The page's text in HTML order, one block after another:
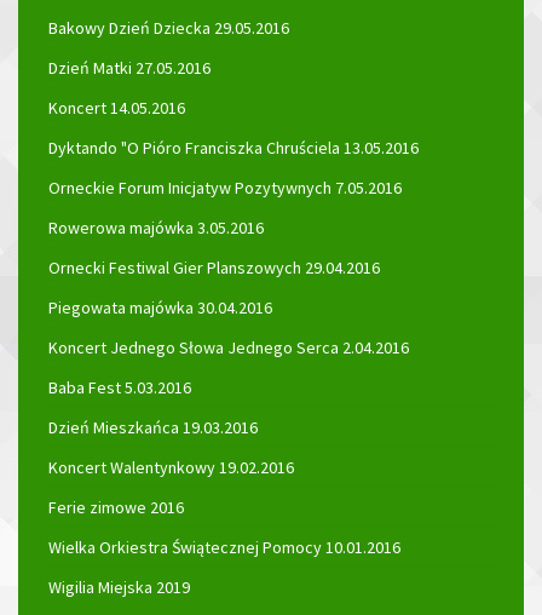
Bakowy Dzień Dziecka 29.05.2016
Dzień Matki 27.05.2016
Koncert 14.05.2016
Dyktando "O Pióro Franciszka Chruściela 13.05.2016
Orneckie Forum Inicjatyw Pozytywnych 7.05.2016
Rowerowa majówka 3.05.2016
Ornecki Festiwal Gier Planszowych 29.04.2016
Piegowata majówka 30.04.2016
Koncert Jednego Słowa Jednego Serca 2.04.2016
Baba Fest 5.03.2016
Dzień Mieszkańca 19.03.2016
Koncert Walentynkowy 19.02.2016
Ferie zimowe 2016
Wielka Orkiestra Świątecznej Pomocy 10.01.2016
Wigilia Miejska 2019